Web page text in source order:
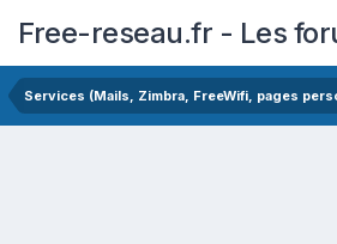
Free-reseau.fr - Les
Services (Mails, Zimbra, FreeWifi, pages